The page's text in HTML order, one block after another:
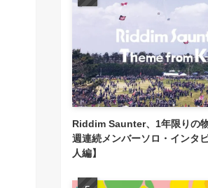
Riddim Saunter、1年限りの
週連続メンバーソロ・インタ
人編】